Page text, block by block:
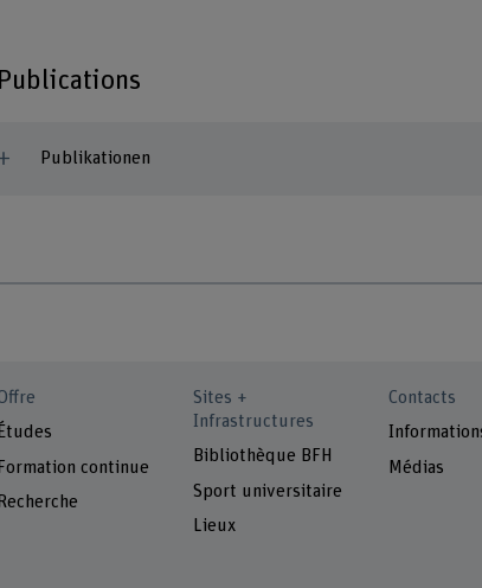
Publications
Publikationen
Études
Formation continue
Recherche
Sites +
Infrastructures
Bibliothèque BFH
Sport universitaire
Lieux
Contacts
Médias